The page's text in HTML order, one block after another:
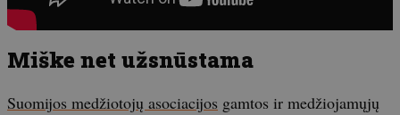
Miške net užsnūstama
Suomijos medžiotojų asociacijos gamtos ir medžiojamųjų